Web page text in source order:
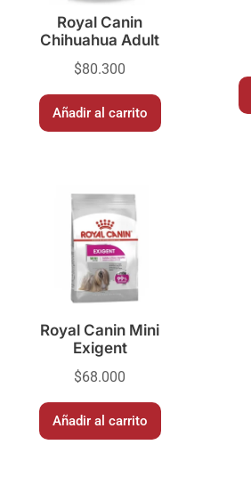
Royal Canin
Chihuahua Adult
$80.300
Añadir al carrito
Royal Canin Mini
Exigent
$68.000
Añadir al carrito